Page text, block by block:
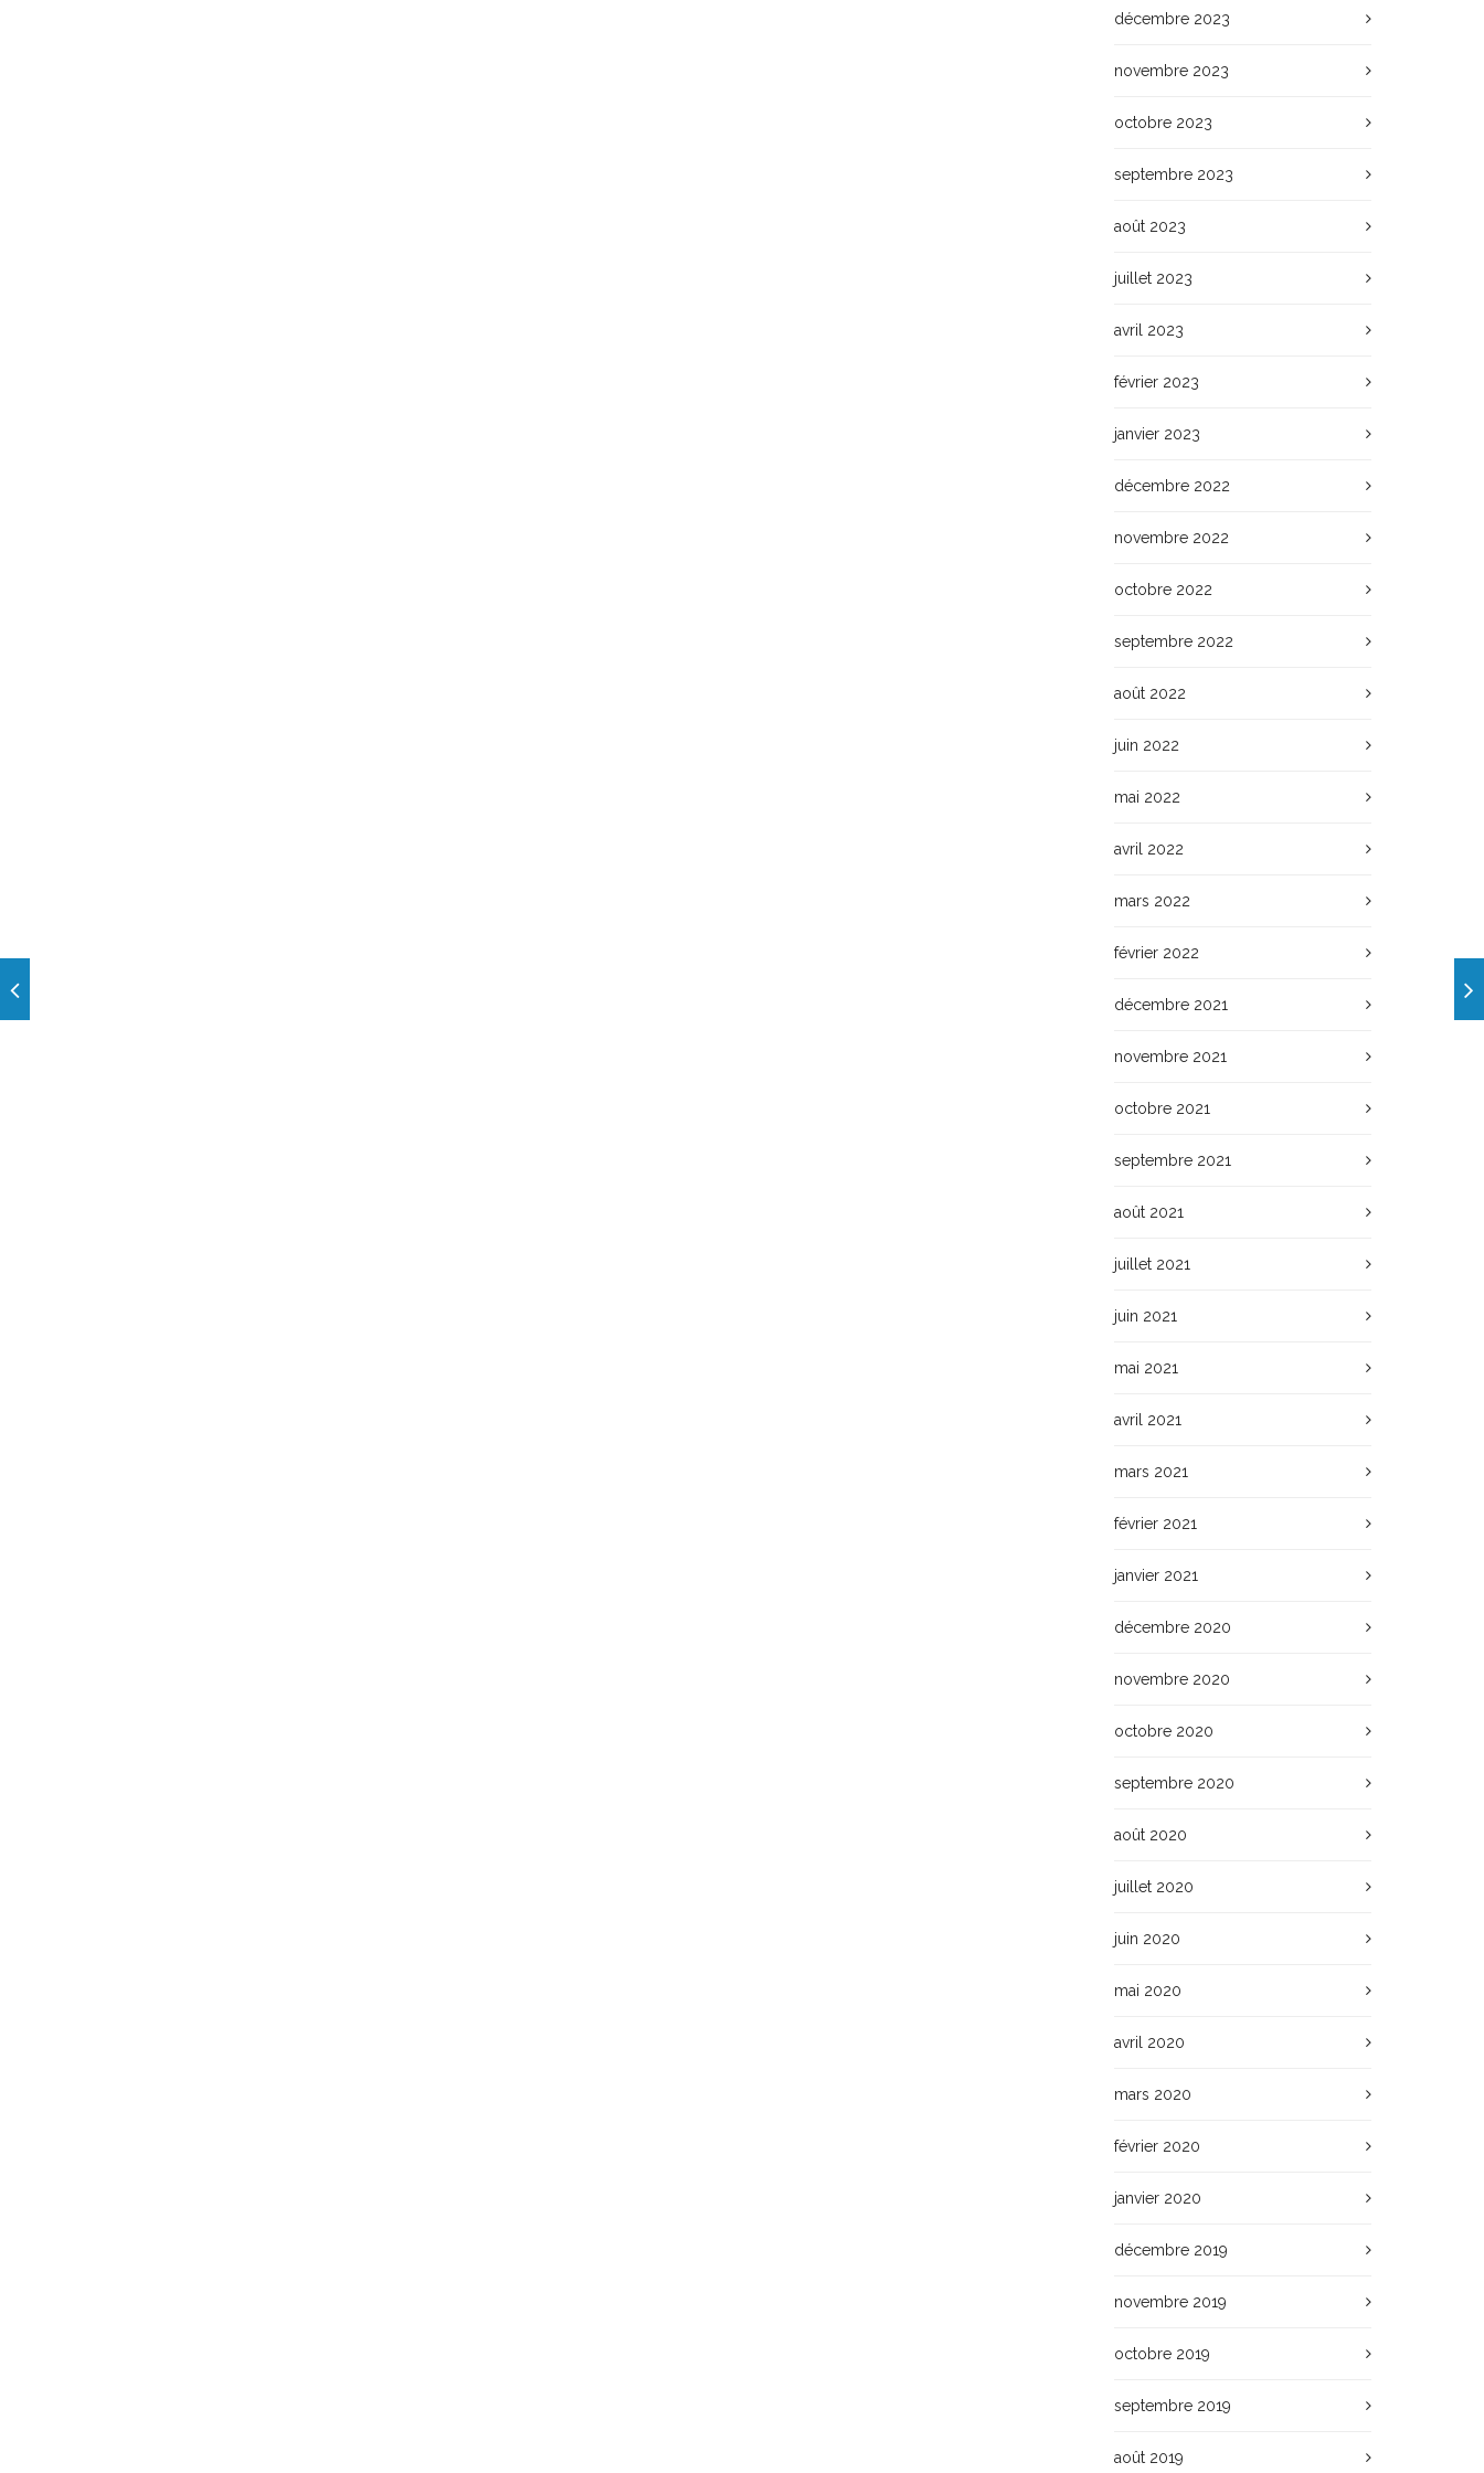
décembre 2023
novembre 2023
octobre 2023
septembre 2023
août 2023
juillet 2023
avril 2023
février 2023
janvier 2023
décembre 2022
novembre 2022
octobre 2022
septembre 2022
août 2022
juin 2022
mai 2022
avril 2022
mars 2022
février 2022
décembre 2021
novembre 2021
octobre 2021
septembre 2021
août 2021
juillet 2021
juin 2021
mai 2021
avril 2021
mars 2021
février 2021
janvier 2021
décembre 2020
novembre 2020
octobre 2020
septembre 2020
août 2020
juillet 2020
juin 2020
mai 2020
avril 2020
mars 2020
février 2020
janvier 2020
décembre 2019
novembre 2019
octobre 2019
septembre 2019
août 2019